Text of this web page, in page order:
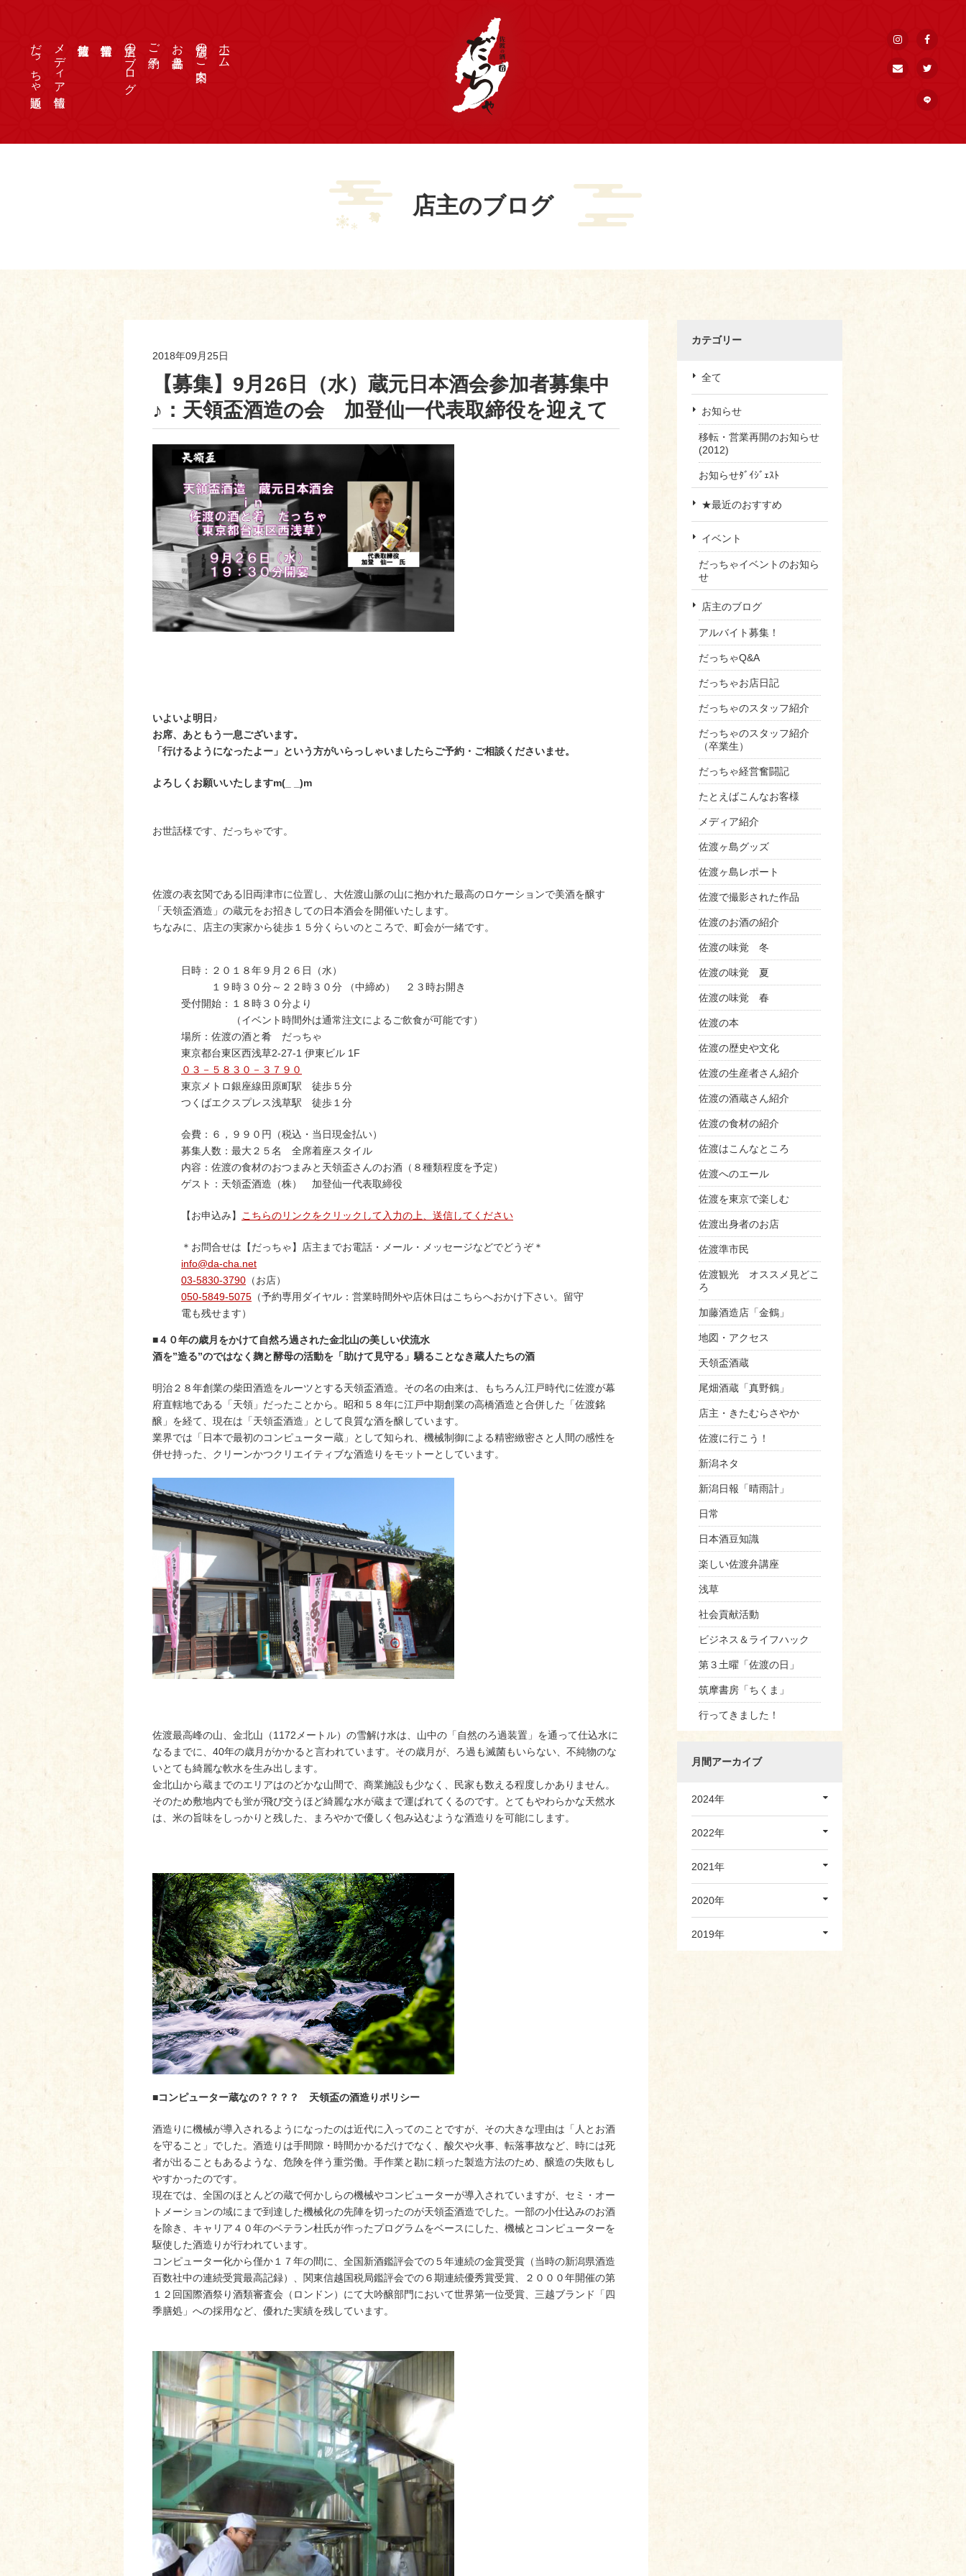
ホーム
店舗のご案内
お品書き
ご予約
店主のブログ
メディア情報
だっちゃ通販
店主のブログ
2018年09月25日
【募集】9月26日（水）蔵元日本酒会参加者募集中
♪：天領盃酒造の会 加登仙一代表取締役を迎えて
いよいよ明日♪
お席、あともう一息ございます。
「行けるようになったよー」という方がいらっしゃいましたらご予約・ご相談くださいませ。
よろしくお願いいたしますm(_ _)m
お世話様です、だっちゃです。
佐渡の表玄関である旧両津市に位置し、大佐渡山脈の山に抱かれた最高のロケーションで美酒を醸す
「天領盃酒造」の蔵元をお招きしての日本酒会を開催いたします。
ちなみに、店主の実家から徒歩１５分くらいのところで、町会が一緒です。
日時：２０１８年９月２６日（水）
１９時３０分～２２時３０分 （中締め） ２３時お開き
受付開始：１８時３０分より
（イベント時間外は通常注文によるご飲食が可能です）
場所：佐渡の酒と肴 だっちゃ
東京都台東区西浅草2-27-1 伊東ビル 1F
０３－５８３０－３７９０
東京メトロ銀座線田原町駅 徒歩５分
つくばエクスプレス浅草駅 徒歩１分
会費：６，９９０円（税込・当日現金払い）
募集人数：最大２５名 全席着座スタイル
内容：佐渡の食材のおつまみと天領盃さんのお酒（８種類程度を予定）
ゲスト：天領盃酒造（株） 加登仙一代表取締役
【お申込み】 こちらのリンクをクリックして入力の上、送信してください
＊お問合せは【だっちゃ】店主までお電話・メール・メッセージなどでどうぞ＊
info@da-cha.net
03-5830-3790 （お店）
050-5849-5075 （予約専用ダイヤル：営業時間外や店休日はこちらへおかけ下さい。留守
電も残せます）
■４０年の歳月をかけて自然ろ過された金北山の美しい伏流水
酒を”造る”のではなく麹と酵母の活動を「助けて見守る」驕ることなき蔵人たちの酒
明治２８年創業の柴田酒造をルーツとする天領盃酒造。その名の由来は、もちろん江戸時代に佐渡が幕
府直轄地である「天領」だったことから。昭和５８年に江戸中期創業の高橋酒造と合併した「佐渡銘
醸」を経て、現在は「天領盃酒造」として良質な酒を醸しています。
業界では「日本で最初のコンピューター蔵」として知られ、機械制御による精密緻密さと人間の感性を
併せ持った、クリーンかつクリエイティブな酒造りをモットーとしています。
佐渡最高峰の山、金北山（1172メートル）の雪解け水は、山中の「自然のろ過装置」を通って仕込水に
なるまでに、40年の歳月がかかると言われています。その歳月が、ろ過も滅菌もいらない、不純物のな
いとても綺麗な軟水を生み出します。
金北山から蔵までのエリアはのどかな山間で、商業施設も少なく、民家も数える程度しかありません。
そのため敷地内でも蛍が飛び交うほど綺麗な水が蔵まで運ばれてくるのです。とてもやわらかな天然水
は、米の旨味をしっかりと残した、まろやかで優しく包み込むような酒造りを可能にします。
■コンピューター蔵なの？？？？ 天領盃の酒造りポリシー
酒造りに機械が導入されるようになったのは近代に入ってのことですが、その大きな理由は「人とお酒
を守ること」でした。酒造りは手間隙・時間かかるだけでなく、酸欠や火事、転落事故など、時には死
者が出ることもあるような、危険を伴う重労働。手作業と勘に頼った製造方法のため、醸造の失敗もし
やすかったのです。
現在では、全国のほとんどの蔵で何かしらの機械やコンピューターが導入されていますが、セミ・オー
トメーションの域にまで到達した機械化の先陣を切ったのが天領盃酒造でした。一部の小仕込みのお酒
を除き、キャリア４０年のベテラン杜氏が作ったプログラムをベースにした、機械とコンピューターを
駆使した酒造りが行われています。
コンピューター化から僅か１７年の間に、全国新酒鑑評会での５年連続の金賞受賞（当時の新潟県酒造
百数社中の連続受賞最高記録）、関東信越国税局鑑評会での６期連続優秀賞受賞、２０００年開催の第
１２回国際酒祭り酒類審査会（ロンドン）にて大吟醸部門において世界第一位受賞、三越ブランド「四
季膳処」への採用など、優れた実績を残しています。
カテゴリー
全て
お知らせ
移転・営業再開のお知らせ
(2012)
お知らせﾀﾞｲｼﾞｪｽﾄ
★最近のおすすめ
イベント
だっちゃイベントのお知ら
せ
店主のブログ
アルバイト募集！
だっちゃQ&A
だっちゃお店日記
だっちゃのスタッフ紹介
だっちゃのスタッフ紹介
（卒業生）
だっちゃ経営奮闘記
たとえばこんなお客様
メディア紹介
佐渡ヶ島グッズ
佐渡ヶ島レポート
佐渡で撮影された作品
佐渡のお酒の紹介
佐渡の味覚 冬
佐渡の味覚 夏
佐渡の味覚 春
佐渡の本
佐渡の歴史や文化
佐渡の生産者さん紹介
佐渡の酒蔵さん紹介
佐渡の食材の紹介
佐渡はこんなところ
佐渡へのエール
佐渡を東京で楽しむ
佐渡出身者のお店
佐渡準市民
佐渡観光 オススメ見どこ
ろ
加藤酒造店「金鶴」
地図・アクセス
天領盃酒蔵
尾畑酒蔵「真野鶴」
店主・きたむらさやか
佐渡に行こう！
新潟ネタ
新潟日報「晴雨計」
日常
日本酒豆知識
楽しい佐渡弁講座
浅草
社会貢献活動
ビジネス＆ライフハック
第３土曜「佐渡の日」
筑摩書房「ちくま」
行ってきました！
月間アーカイブ
2024年
2022年
2021年
2020年
2019年